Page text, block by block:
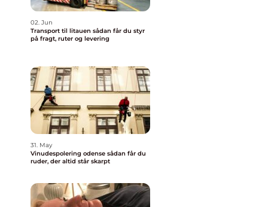
02. Jun
Transport til litauen sådan får du styr
på fragt, ruter og levering
31. May
Vinudespolering odense sådan får du
ruder, der altid står skarpt